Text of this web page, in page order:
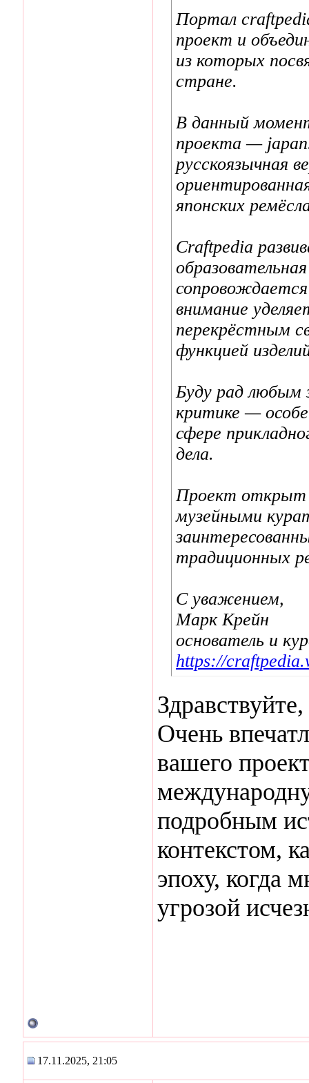
Портал
проект и
из которых
стране.
В данный
проекта —
русскоязычная
японских
Craftpedia
внимание
перекрёстным
функцией
Буду рад любым
критике —
сфере
дела.
Проект открыт
музейными
традиционных
С уважением,
Марк Крейн
основатель и
https://
Очень
вашего
подробным
контекстом,
эпоху, когда
угрозой
17.11.2025, 21:05